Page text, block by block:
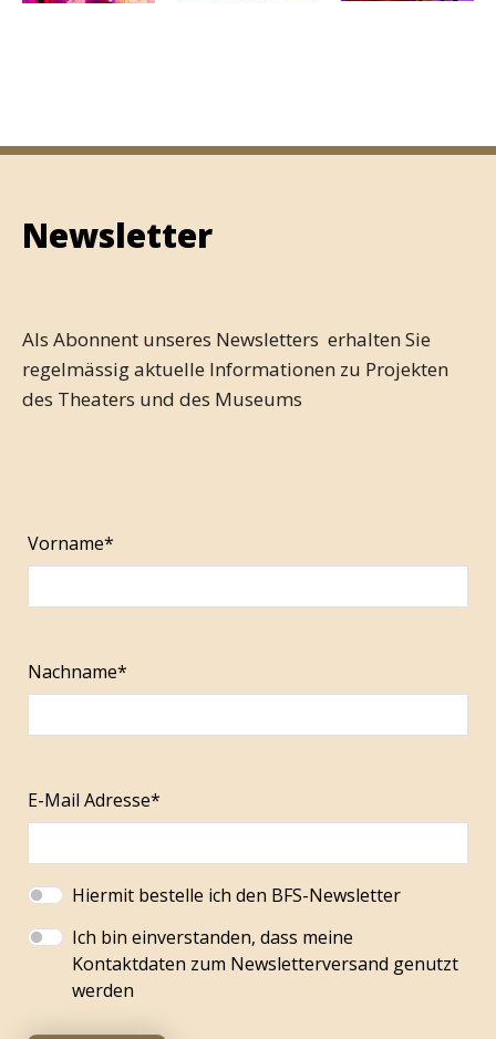
Newsletter
Als Abonnent unseres Newsletters erhalten Sie
regelmässig aktuelle Informationen zu Projekten
des Theaters und des Museums
Vorname*
Nachname*
E-Mail Adresse*
Hiermit bestelle ich den BFS-Newsletter
Ich bin einverstanden, dass meine
Kontaktdaten zum Newsletterversand genutzt
werden